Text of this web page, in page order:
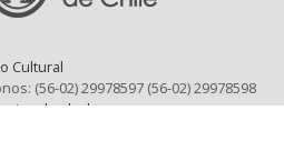
Cultural
(56-02) 29978597 (56-02) 29978598